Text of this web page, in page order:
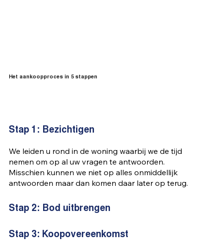
Het aankoopproces in 5 stappen
Stap 1: Bezichtigen
We leiden u rond in de woning waarbij we de tijd
nemen om op al uw vragen te antwoorden.
Misschien kunnen we niet op alles onmiddellijk
antwoorden maar dan komen daar later op terug.
Stap 2: Bod uitbrengen
Stap 3: Koopovereenkomst